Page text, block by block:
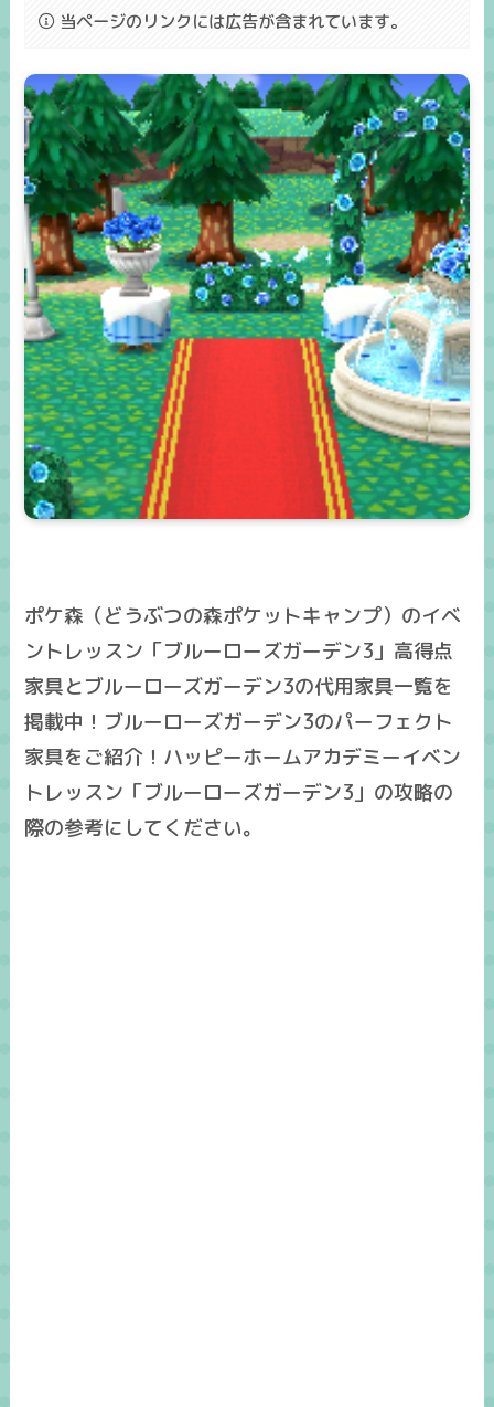
当ページのリンクには広告が含まれています。
ポケ森（どうぶつの森ポケットキャンプ）のイベ
ントレッスン「ブルーローズガーデン3」高得点
家具とブルーローズガーデン3の代用家具一覧を
掲載中！ブルーローズガーデン3のパーフェクト
家具をご紹介！ハッピーホームアカデミーイベン
トレッスン「ブルーローズガーデン3」の攻略の
際の参考にしてください。